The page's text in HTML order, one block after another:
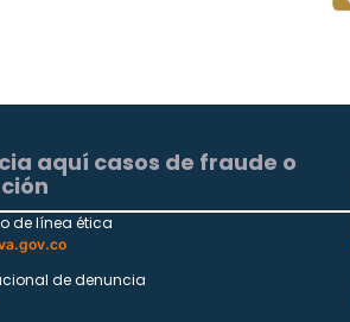
aquí casos de fraude o
de línea ética
de denuncia